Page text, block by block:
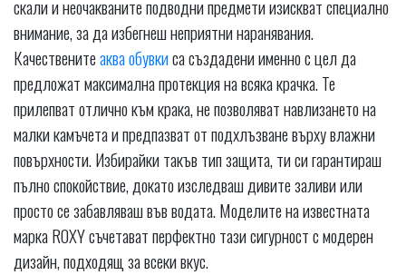
скали и неочакваните подводни предмети изискват специално
внимание, за да избегнеш неприятни наранявания.
Качественитеаква обувкиса създадени именно с цел да
предложат максимална протекция на всяка крачка. Те
прилепват отлично към крака, не позволяват навлизането на
малки камъчета и предпазват от подхлъзване върху влажни
повърхности. Избирайки такъв тип защита, ти си гарантираш
пълно спокойствие, докато изследваш дивите заливи или
просто се забавляваш във водата. Моделите на известната
марка ROXY съчетават перфектно тази сигурност с модерен
дизайн, подходящ за всеки вкус.